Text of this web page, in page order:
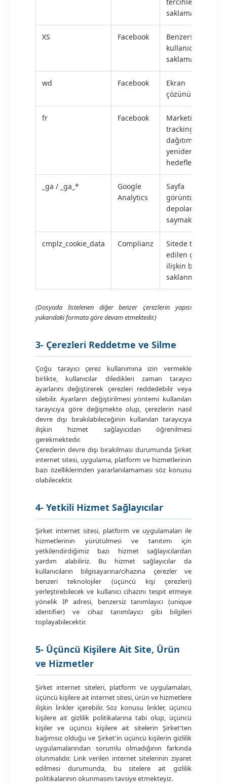
saklamak için
XS Facebook
Benzersiz bir
kullanıcı kimliğini
saklamak için
wd Facebook
Ekran
çözünürlüğü
fr Facebook
Marketing/
tracking reklam
dağıtımı veya
yeniden
hedefleme
_ga / _ga_*
Google
Analytics
Sayfa
depolamak ve
saymak için
cmplz_cookie_data Complianz
Sitede tespit
edilen çerezlere
ilişkin bilgilerin
saklanması
(Dosyada listelenen diğer benzer çerezlerin yapısı
yukarıdaki formata göre devam etmektedir.)
3- Çerezleri Reddetme ve Silme
Çoğu tarayıcı çerez kullanımına izin vermekle
birlikte, kullanıcılar diledikleri zaman tarayıcı
ayarlarını değiştirerek çerezleri reddedebilir veya
silebilir. Ayarların değiştirilmesi yöntemi kullanılan
tarayıcıya göre değişmekte olup, çerezlerin nasıl
devre dışı bırakılabileceğinin kullanılan tarayıcıya
ilişkin hizmet sağlayıcıdan öğrenilmesi
gerekmektedir.
Çerezlerin devre dışı bırakılması durumunda Şirket
internet sitesi, uygulama, platform ve hizmetlerinin
bazı özelliklerinden yararlanılamaması söz konusu
olabilecektir.
4- Yetkili Hizmet Sağlayıcılar
Şirket internet sitesi, platform ve uygulamaları ile
hizmetlerinin yürütülmesi ve tanıtımı için
yetkilendirdiğimiz bazı hizmet sağlayıcılardan
yardım alabiliriz. Bu hizmet sağlayıcılar da
kullanıcıların bilgisayarına/cihazına çerezler ve
benzeri teknolojiler (üçüncü kişi çerezleri)
yerleştirebilecek ve kullanıcı cihazını tespit etmeye
yönelik IP adresi, benzersiz tanımlayıcı (unique
identifier) ve cihaz tanımlayıcı gibi bilgileri
toplayabilecektir.
5- Üçüncü Kişilere Ait Site, Ürün
ve Hizmetler
Şirket internet siteleri, platform ve uygulamaları,
üçüncü kişilere ait internet sitesi, ürün ve hizmetlere
ilişkin linkler içerebilir. Söz konusu linkler, üçüncü
kişilere ait gizlilik politikalarına tabi olup, üçüncü
kişiler ve üçüncü kişilere ait sitelerin Şirket'ten
bağımsız olduğu ve Şirket'in üçüncü kişilerin gizlilik
uygulamalarından sorumlu olmadığının farkında
olunmalıdır. Link verilen internet sitelerinin ziyaret
edilmesi durumunda, bu sitelere ait gizlilik
politikalarının okunmasını tavsiye etmekteyiz.